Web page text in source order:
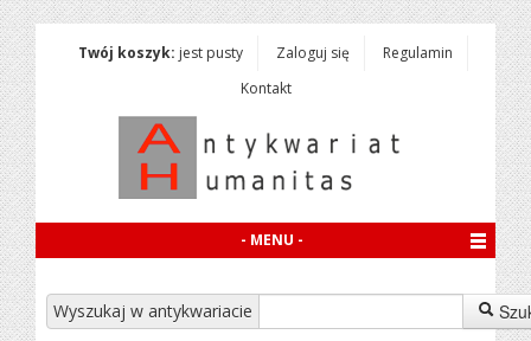
Twój koszyk: jest pusty Zaloguj się
Regulamin
Kontakt
- MENU -
Wyszukaj w antykwariacie